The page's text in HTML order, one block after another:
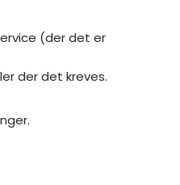
(der det er
der det kreves.